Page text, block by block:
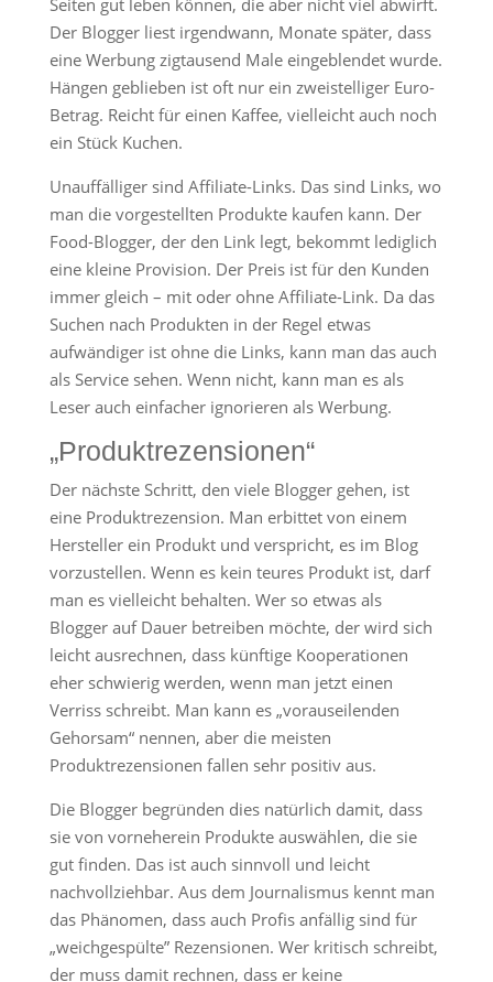
Seiten gut leben können, die aber nicht viel abwirft.
Der Blogger liest irgendwann, Monate später, dass
eine Werbung zigtausend Male eingeblendet wurde.
Hängen geblieben ist oft nur ein zweistelliger Euro-
Betrag. Reicht für einen Kaffee, vielleicht auch noch
ein Stück Kuchen.
Unauffälliger sind Affiliate-Links. Das sind Links, wo
man die vorgestellten Produkte kaufen kann. Der
Food-Blogger, der den Link legt, bekommt lediglich
eine kleine Provision. Der Preis ist für den Kunden
immer gleich – mit oder ohne Affiliate-Link. Da das
Suchen nach Produkten in der Regel etwas
aufwändiger ist ohne die Links, kann man das auch
als Service sehen. Wenn nicht, kann man es als
Leser auch einfacher ignorieren als Werbung.
„Produktrezensionen“
Der nächste Schritt, den viele Blogger gehen, ist
eine Produktrezension. Man erbittet von einem
Hersteller ein Produkt und verspricht, es im Blog
vorzustellen. Wenn es kein teures Produkt ist, darf
man es vielleicht behalten. Wer so etwas als
Blogger auf Dauer betreiben möchte, der wird sich
leicht ausrechnen, dass künftige Kooperationen
eher schwierig werden, wenn man jetzt einen
Verriss schreibt. Man kann es „vorauseilenden
Gehorsam“ nennen, aber die meisten
Produktrezensionen fallen sehr positiv aus.
Die Blogger begründen dies natürlich damit, dass
sie von vorneherein Produkte auswählen, die sie
gut finden. Das ist auch sinnvoll und leicht
nachvollziehbar. Aus dem Journalismus kennt man
das Phänomen, dass auch Profis anfällig sind für
„weichgespülte” Rezensionen. Wer kritisch schreibt,
der muss damit rechnen, dass er keine